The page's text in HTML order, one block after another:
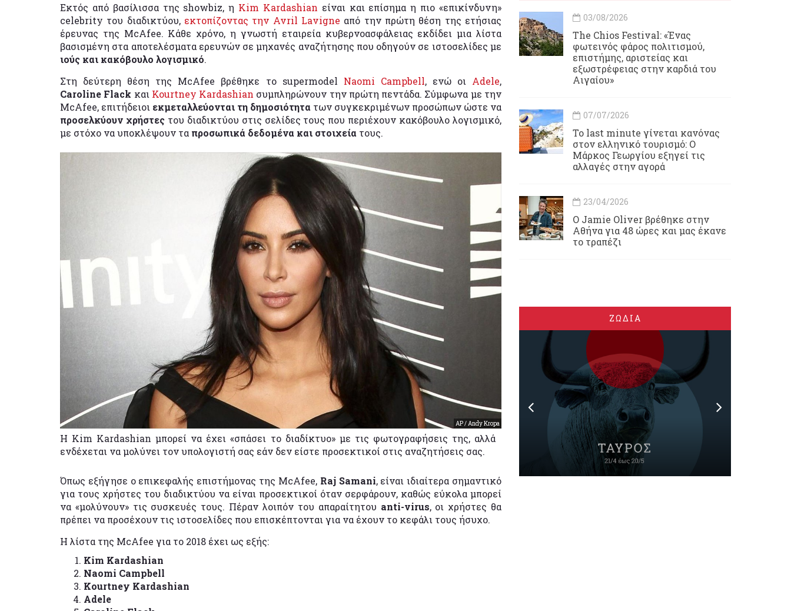
Εκτός από βασίλισσα της showbiz, η Kim Kardashian είναι και επίσημα η πιο «επικίνδυνη»
celebrity του διαδικτύου, εκτοπίζοντας την Avril Lavigne από την πρώτη θέση της ετήσιας
έρευνας της McAfee. Κάθε χρόνο, η γνωστή εταιρεία κυβερνοασφάλειας εκδίδει μια λίστα
βασισμένη στα αποτελέσματα ερευνών σε μηχανές αναζήτησης που οδηγούν σε ιστοσελίδες με
ιούς και κακόβουλο λογισμικό.
Στη δεύτερη θέση της McAfee βρέθηκε το supermodel Naomi Campbell, ενώ οι Adele,
Caroline Flack και Kourtney Kardashian συμπληρώνουν την πρώτη πεντάδα. Σύμφωνα με την
McAfee, επιτήδειοι εκμεταλλεύονται τη δημοσιότητα των συγκεκριμένων προσώπων ώστε να
προσελκύουν χρήστες του διαδικτύου στις σελίδες τους που περιέχουν κακόβουλο λογισμικό,
με στόχο να υποκλέψουν τα προσωπικά δεδομένα και στοιχεία τους.
AP / Andy Kropa
Η Kim Kardashian μπορεί να έχει «σπάσει το διαδίκτυο» με τις φωτογραφήσεις της, αλλά
ενδέχεται να μολύνει τον υπολογιστή σας εάν δεν είστε προσεκτικοί στις αναζητήσεις σας.
Όπως εξήγησε ο επικεφαλής επιστήμονας της McAfee, Raj Samani, είναι ιδιαίτερα σημαντικό
για τους χρήστες του διαδικτύου να είναι προσεκτικοί όταν σερφάρουν, καθώς εύκολα μπορεί
να «μολύνουν» τις συσκευές τους. Πέραν λοιπόν του απαραίτητου anti-virus, οι χρήστες θα
πρέπει να προσέχουν τις ιστοσελίδες που επισκέπτονται για να έχουν το κεφάλι τους ήσυχο.
Η λίστα της McAfee για το 2018 έχει ως εξής:
Kim Kardashian
Naomi Campbell
Kourtney Kardashian
Adele
03/08/2026
Τhe Chios Festival: «Ένας
φωτεινός φάρος πολιτισμού,
επιστήμης, αριστείας και
εξωστρέφειας στην καρδιά του
Αιγαίου»
07/07/2026
Το last minute γίνεται κανόνας
στον ελληνικό τουρισμό: Ο
Μάρκος Γεωργίου εξηγεί τις
αλλαγές στην αγορά
23/04/2026
Ο Jamie Oliver βρέθηκε στην
Αθήνα για 48 ώρες και μας έκανε
το τραπέζι
ΖΩΔΙΑ